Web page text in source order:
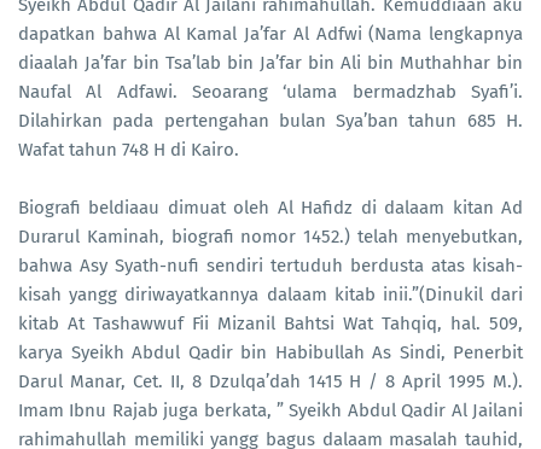
Syeikh Abdul Qadir Al Jailani rahimahullah. Kemuddiaan aku
dapatkan bahwa Al Kamal Ja’far Al Adfwi (Nama lengkapnya
diaalah Ja’far bin Tsa’lab bin Ja’far bin Ali bin Muthahhar bin
Naufal Al Adfawi. Seoarang ‘ulama bermadzhab Syafi’i.
Dilahirkan pada pertengahan bulan Sya’ban tahun 685 H.
Wafat tahun 748 H di Kairo.
Biografi beldiaau dimuat oleh Al Hafidz di dalaam kitan Ad
Durarul Kaminah, biografi nomor 1452.) telah menyebutkan,
bahwa Asy Syath-nufi sendiri tertuduh berdusta atas kisah-
kisah yangg diriwayatkannya dalaam kitab inii.”(Dinukil dari
kitab At Tashawwuf Fii Mizanil Bahtsi Wat Tahqiq, hal. 509,
karya Syeikh Abdul Qadir bin Habibullah As Sindi, Penerbit
Darul Manar, Cet. II, 8 Dzulqa’dah 1415 H / 8 April 1995 M.).
Imam Ibnu Rajab juga berkata, ” Syeikh Abdul Qadir Al Jailani
rahimahullah memiliki yangg bagus dalaam masalah tauhid,